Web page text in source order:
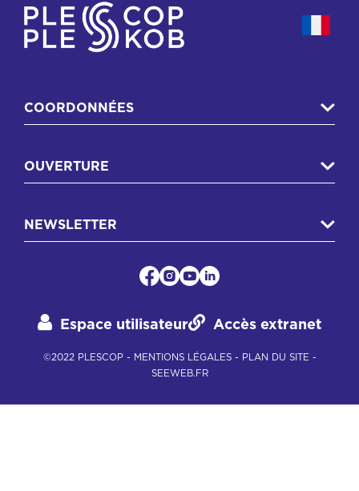
COORDONNÉES
OUVERTURE
NEWSLETTER
Espace utilisateur Accès extranet
©2022 PLESCOP - MENTIONS LÉGALES- PLAN DU SITE -
SEEWEB.FR